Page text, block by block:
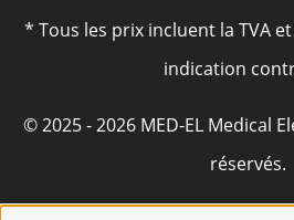
* Tous les prix incluent la TVA
indication
© 2025 - 2026 MED-EL Medical
réservés.